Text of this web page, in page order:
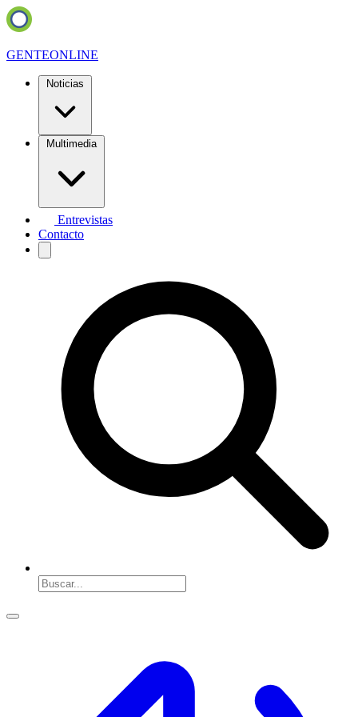
GENTEONLINE
Noticias
Multimedia
Entrevistas
Contacto